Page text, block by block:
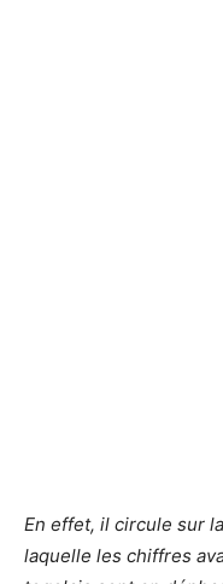
En effet, il circule sur
laquelle les chiffres